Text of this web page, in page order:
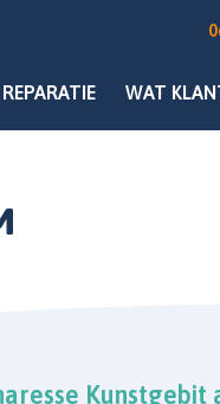
REPARATIE WAT
Kunstgebit